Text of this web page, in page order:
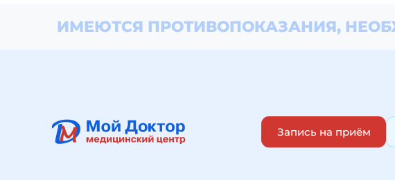
ИМЕЮТСЯ ПРОТИВОПОКАЗАНИЯ,
Запись на приём